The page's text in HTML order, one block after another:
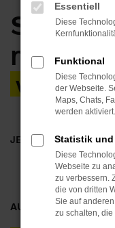
mit
von
JETZT BERATEN
AUFBAUTEN-
Essentiell
Diese
Funktional
Diese
der Webseite.
Maps, Chats,
werden aktiviert.
Statistik
Diese
Webseite zu
zu verbessern.
die von dritten
Sie auf
zu schalten,